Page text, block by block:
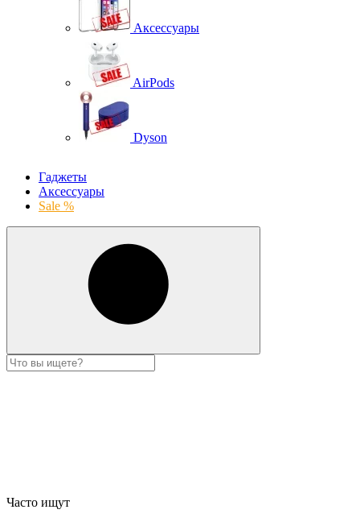
Аксессуары
AirPods
Dyson
Гаджеты
Аксессуары
Sale %
Часто ищут